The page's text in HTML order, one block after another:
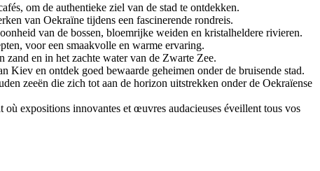
om de authentieke ziel van de stad te ontdekken.
van Oekraïne tijdens een fascinerende rondreis.
van de bossen, bloemrijke weiden en kristalheldere rivieren.
voor een smaakvolle en warme ervaring.
zand en in het zachte water van de Zwarte Zee.
Kiev en ontdek goed bewaarde geheimen onder de bruisende stad.
zeeën die zich tot aan de horizon uitstrekken onder de Oekraïense
expositions innovantes et œuvres audacieuses éveillent tous vos